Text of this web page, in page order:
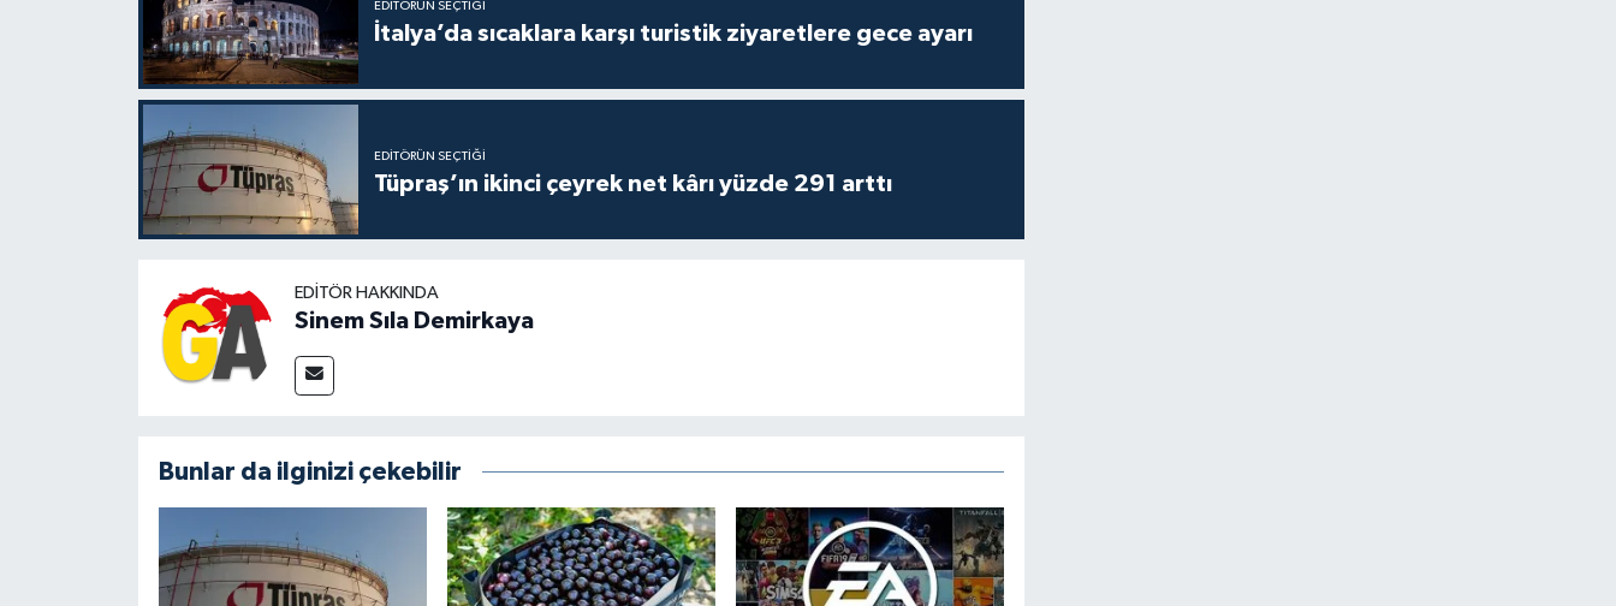
EDITÖRÜN SEÇTIĞI
İtalya’da sıcaklara karşı turistik ziyaretlere gece ayarı
EDITÖRÜN SEÇTIĞI
Tüpraş’ın ikinci çeyrek net kârı yüzde 291 arttı
EDITÖR HAKKINDA
Sinem Sıla Demirkaya
Bunlar da ilginizi çekebilir